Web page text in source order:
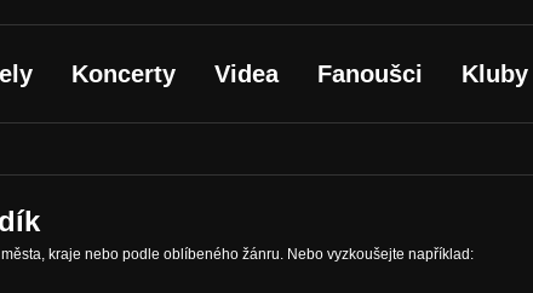
Koncerty Videa Fanoušci Kluby
kraje nebo podle oblíbeného žánru. Nebo vyzkoušejte například: